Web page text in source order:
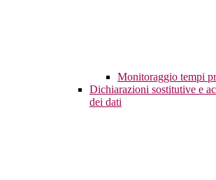
Monitoraggio tempi
Dichiarazioni sostitutive e
dei dati